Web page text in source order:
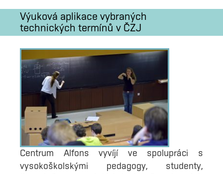
Výuková aplikace vybraných
technických termínů v ČZJ
Centrum Alfons vyvíjí ve spolupráci s
vysokoškolskými pedagogy, studenty,